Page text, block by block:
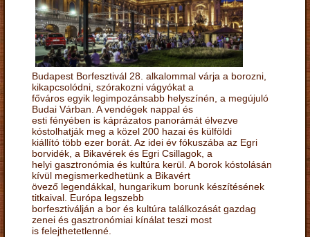
Budapest Borfesztivál 28. alkalommal várja a borozni,
kikapcsolódni, szórakozni vágyókat a
főváros egyik legimpozánsabb helyszínén, a megújuló
Budai Várban. A vendégek nappal és
esti fényében is káprázatos panorámát élvezve
kóstolhatják meg a közel 200 hazai és külföldi
kiállító több ezer borát. Az idei év fókuszába az Egri
borvidék, a Bikavérek és Egri Csillagok, a
helyi gasztronómia és kultúra kerül. A borok kóstolásán
kívül megismerkedhetünk a Bikavért
övező legendákkal, hungarikum borunk készítésének
titkaival. Európa legszebb
borfesztiválján a bor és kultúra találkozását gazdag
zenei és gasztronómiai kínálat teszi most
is felejthetetlenné.